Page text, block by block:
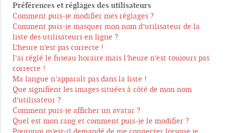
Préférences et réglages des utilisateurs
Comment puis-je modifier mes réglages ?
Comment puis-je masquer mon nom d’utilisateur de la
liste des utilisateurs en ligne ?
L’heure n’est pas correcte !
J’ai réglé le fuseau horaire mais l’heure n’est toujours pas
correcte !
Ma langue n’apparaît pas dans la liste !
Que signifient les images situées à côté de mon nom
d’utilisateur ?
Comment puis-je afficher un avatar ?
Quel est mon rang et comment puis-je le modifier ?